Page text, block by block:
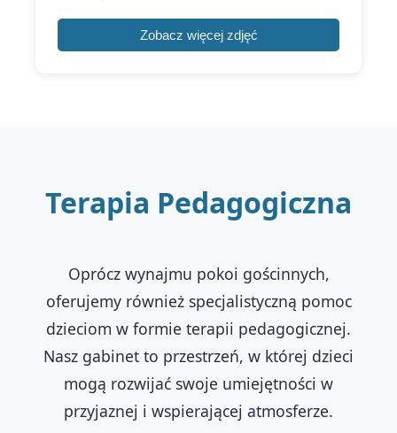
Zobacz więcej zdjęć
Terapia Pedagogiczna
Oprócz wynajmu pokoi gościnnych,
oferujemy również specjalistyczną pomoc
dzieciom w formie terapii pedagogicznej.
Nasz gabinet to przestrzeń, w której dzieci
mogą rozwijać swoje umiejętności w
przyjaznej i wspierającej atmosferze.